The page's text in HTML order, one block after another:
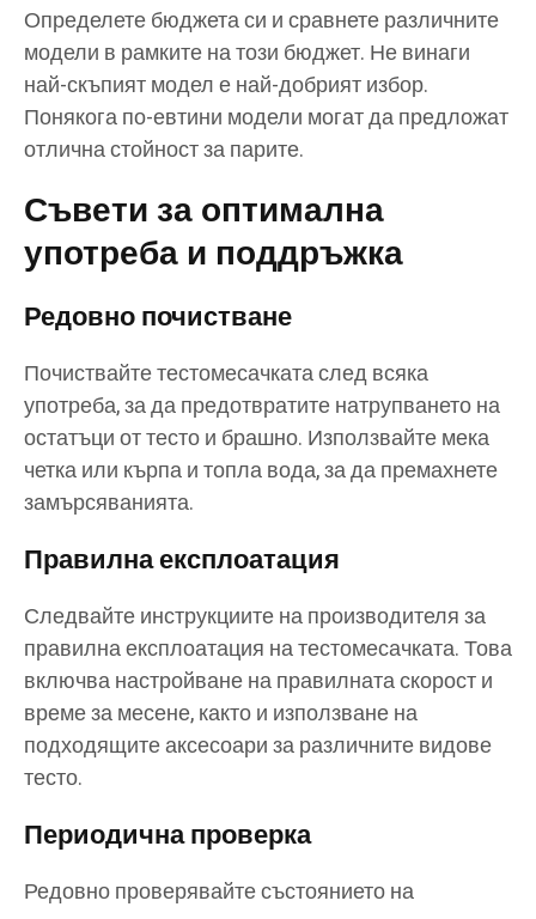
Определете бюджета си и сравнете различните
модели в рамките на този бюджет. Не винаги
най-скъпият модел е най-добрият избор.
Понякога по-евтини модели могат да предложат
отлична стойност за парите.
Съвети за оптимална
употреба и поддръжка
Редовно почистване
Почиствайте тестомесачката след всяка
употреба, за да предотвратите натрупването на
остатъци от тесто и брашно. Използвайте мека
четка или кърпа и топла вода, за да премахнете
замърсяванията.
Правилна експлоатация
Следвайте инструкциите на производителя за
правилна експлоатация на тестомесачката. Това
включва настройване на правилната скорост и
време за месене, както и използване на
подходящите аксесоари за различните видове
тесто.
Периодична проверка
Редовно проверявайте състоянието на